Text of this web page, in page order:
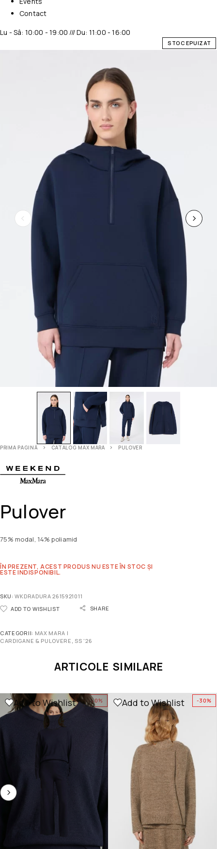
Contact
Lu - Sâ: 10:00 - 19:00 /// Du: 11:00 - 16:00
STOC EPUIZAT
PRIMA PAGINĂ CATALOG MAX MARA PULOVER
Pulover
75% modal, 14% poliamid
ÎN PREZENT, ACEST PRODUS NU ESTE ÎN STOC ȘI
ESTE INDISPONIBIL.
SKU:WKDRADURA 2615921011
ADD TO WISHLIST
SHARE
CATEGORII: MAX MARA |
CARDIGANE & PULOVERE SS '26
ARTICOLE SIMILARE
-40%
Add to Wishlist -30%
Add to Wishlist